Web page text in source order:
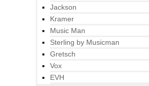
Jackson
Kramer
Music Man
Sterling by Musicman
Gretsch
Vox
EVH